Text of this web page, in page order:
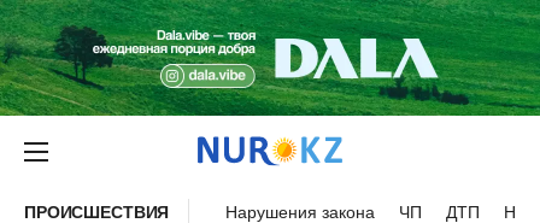
ПРОИСШЕСТВИЯ Нарушения закона ЧП ДТП